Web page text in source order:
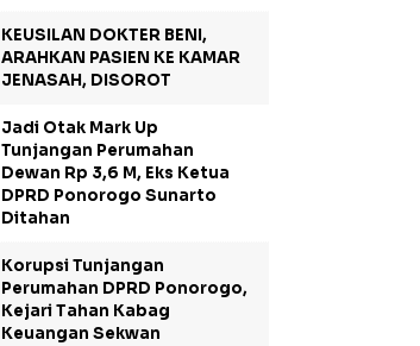
KEUSILAN DOKTER BENI,
ARAHKAN PASIEN KE KAMAR
JENASAH, DISOROT
Jadi Otak Mark Up
Tunjangan Perumahan
Dewan Rp 3,6 M, Eks Ketua
DPRD Ponorogo Sunarto
Ditahan
Korupsi Tunjangan
Perumahan DPRD Ponorogo,
Kejari Tahan Kabag
Keuangan Sekwan